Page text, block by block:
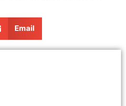
Email